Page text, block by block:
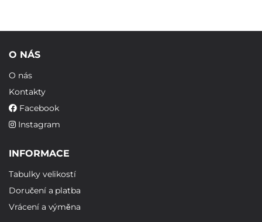
O NÁS
O nás
Kontakty
Facebook
Instagram
INFORMACE
Tabulky velikostí
Doručení a platba
Vrácení a výměna